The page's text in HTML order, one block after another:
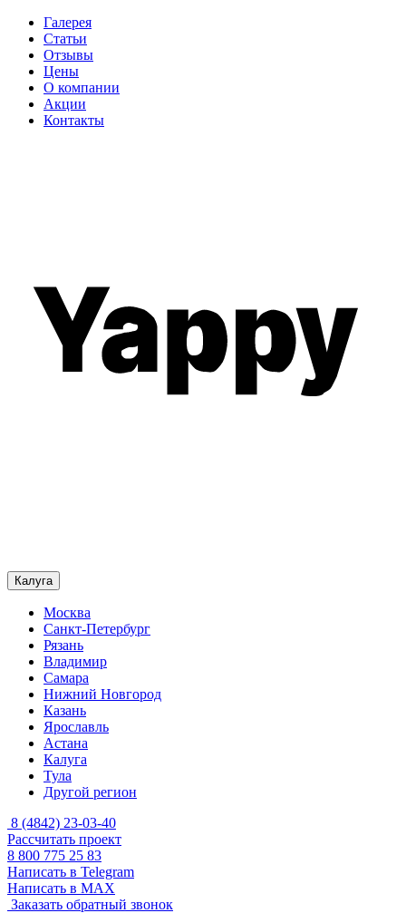
Галерея
Статьи
Отзывы
Цены
О компании
Акции
Контакты
Калуга
Москва
Санкт-Петербург
Рязань
Владимир
Самара
Нижний Новгород
Казань
Ярославль
Астана
Калуга
Тула
Другой регион
8 (4842) 23-03-40
Рассчитать проект
8 800 775 25 83
Написать в Telegram
Написать в MAX
Заказать обратный звонок